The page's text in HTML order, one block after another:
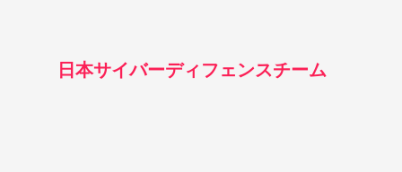
日本サイバーディフェンスチーム